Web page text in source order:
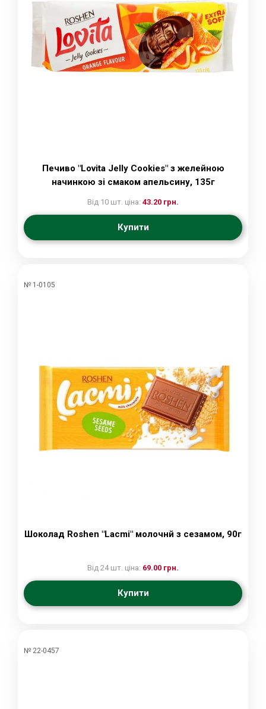
Печиво "Lovita Jelly Cookies" з желейною
начинкою зі смаком апельсину, 135г
Від 10 шт. ціна: 43.20 грн.
Купити
№ 1-0105
Шоколад Roshen "Lacmi" молочнй з сезамом, 90г
Від 24 шт. ціна: 69.00 грн.
Купити
№ 22-0457